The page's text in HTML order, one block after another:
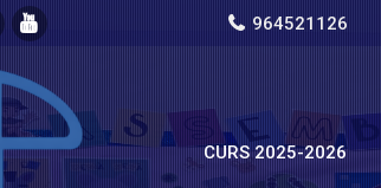
964521126
CURS 2025-2026